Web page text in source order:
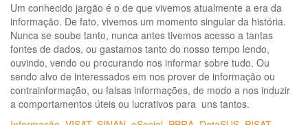
e
princípios
para
intervenção
no
campo
da
saúde
do
Um conhecido jargão é o de que vivemos atualmente a era da
informação. De fato, vivemos um momento singular da história.
Nunca se soube tanto, nunca antes tivemos acesso a tantas
fontes de dados, ou gastamos tanto do nosso tempo lendo,
ouvindo, vendo ou procurando nos informar sobre tudo. Ou
sendo alvo de interessados em nos prover de informação ou
contrainformação, ou falsas informações, de modo a nos induzir
a comportamentos úteis ou lucrativos para uns tantos.